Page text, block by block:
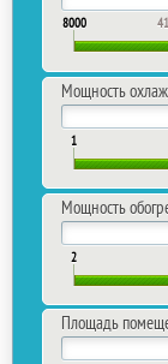
8000
Мощность
1
Мощность
2
Площадь